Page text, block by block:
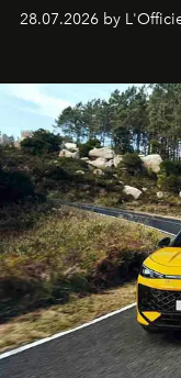
Pillet promet un
28.07.2026 by